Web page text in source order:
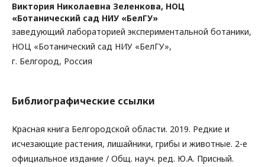
Виктория Николаевна Зеленкова, НОЦ
«Ботанический сад НИУ «БелГУ»
заведующий лабораторией экспериментальной ботаники,
НОЦ «Ботанический сад НИУ «БелГУ»,
г. Белгород, Россия
Библиографические ссылки
Красная книга Белгородской области. 2019. Редкие и
исчезающие растения, лишайники, грибы и животные. 2-е
официальное издание / Общ. науч. ред. Ю.А. Присный.